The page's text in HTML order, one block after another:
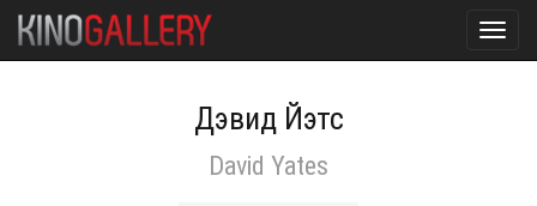
Дэвид Йэтс
David Yates